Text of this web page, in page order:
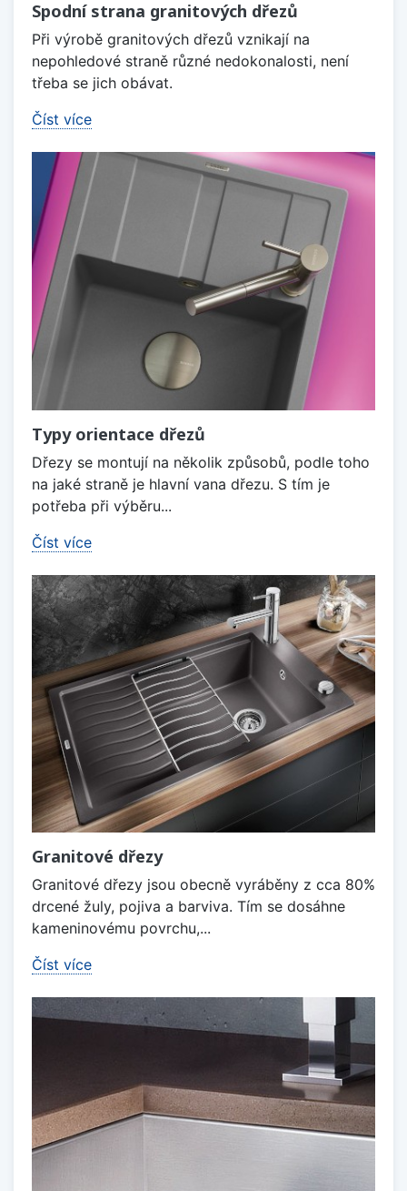
Spodní strana granitových dřezů
Při výrobě granitových dřezů vznikají na
nepohledové straně různé nedokonalosti, není
třeba se jich obávat.
Číst více
Typy orientace dřezů
Dřezy se montují na několik způsobů, podle toho
na jaké straně je hlavní vana dřezu. S tím je
potřeba při výběru...
Číst více
Granitové dřezy
Granitové dřezy jsou obecně vyráběny z cca 80%
drcené žuly, pojiva a barviva. Tím se dosáhne
kameninovému povrchu,...
Číst více